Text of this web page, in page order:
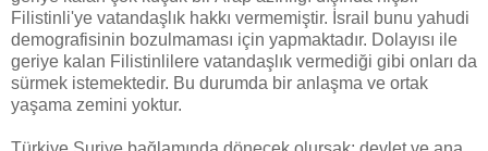
Filistinli'ye vatandaşlık hakkı vermemiştir. İsrail bunu yahudi
demografisinin bozulmaması için yapmaktadır. Dolayısı ile
geriye kalan Filistinlilere vatandaşlık vermediği gibi onları da
sürmek istemektedir. Bu durumda bir anlaşma ve ortak
yaşama zemini yoktur.